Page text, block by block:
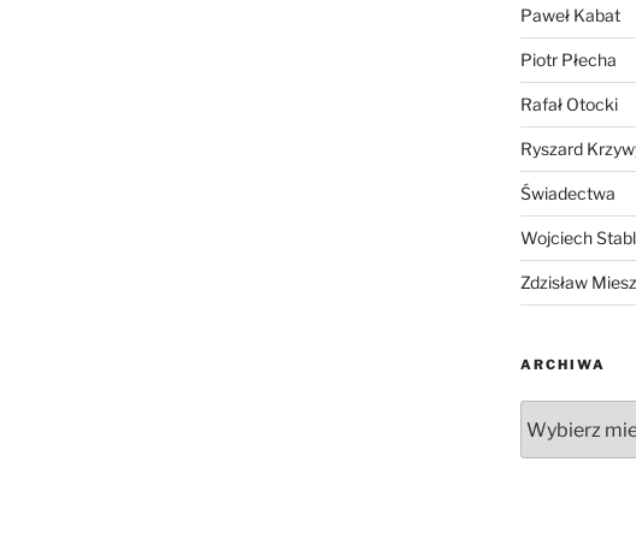
Paweł Kabat
Piotr Płecha
Rafał Otocki
Ryszard
Świadectwa
Wojciech
Zdzisław
ARCHIWA